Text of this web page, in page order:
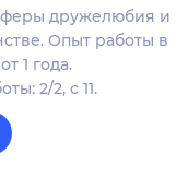
дружелюбия и
Опыт работы в
1 года.
2/2, с 11.